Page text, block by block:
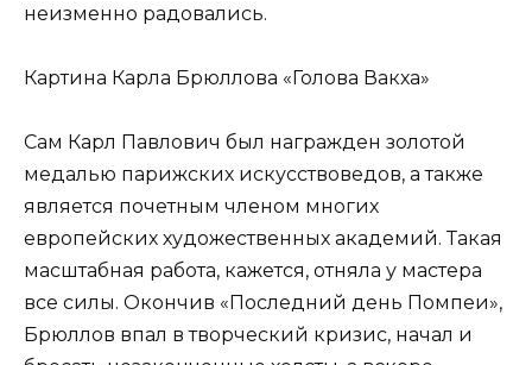
неизменно радовались.
Картина Карла Брюллова «Голова Вакха»
Сам Карл Павлович был награжден золотой
медалью парижских искусствоведов, а также
является почетным членом многих
европейских художественных академий. Такая
масштабная работа, кажется, отняла у мастера
все силы. Окончив «Последний день Помпеи»,
Брюллов впал в творческий кризис, начал и